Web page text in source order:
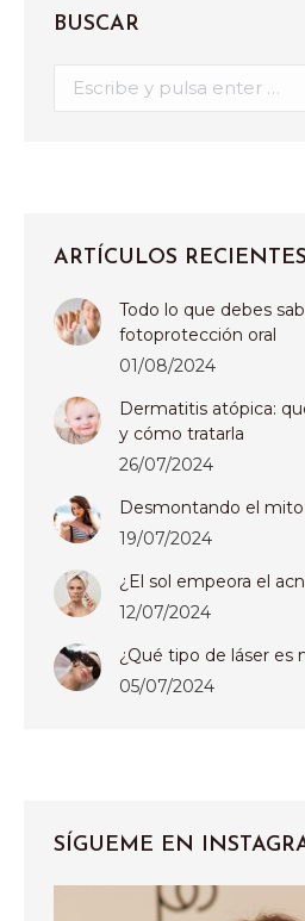
BUSCAR
ARTÍCULOS RECIENTES
Todo lo que debes
fotoprotección oral
01/08/2024
Dermatitis atópica:
y cómo tratarla
26/07/2024
Desmontando el mito
19/07/2024
¿El sol empeora el
12/07/2024
¿Qué tipo de láser es
05/07/2024
SÍGUEME EN